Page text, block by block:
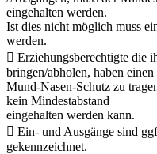
eingehalten werden.
Ist dies nicht möglich muss
werden.
 Erziehungsberechtigte die
bringen/abholen, haben einen
Mund-Nasen-Schutz zu
kein Mindestabstand
eingehalten werden kann.
 Ein- und Ausgänge sind
gekennzeichnet.